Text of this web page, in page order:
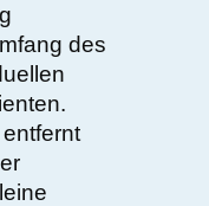
des